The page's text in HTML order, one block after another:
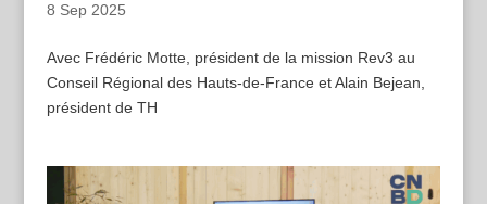
8 Sep 2025
Avec Frédéric Motte, président de la mission Rev3 au
Conseil Régional des Hauts-de-France et Alain Bejean,
président de TH